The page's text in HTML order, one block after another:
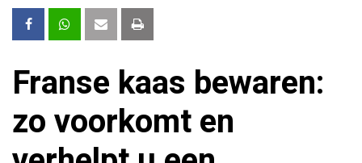
Franse kaas bewaren:
zo voorkomt en